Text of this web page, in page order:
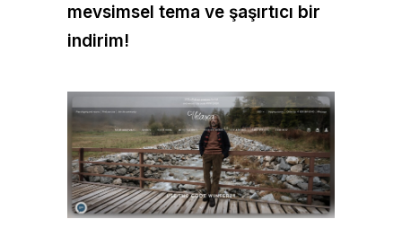
mevsimsel tema ve şaşırtıcı bir
indirim!